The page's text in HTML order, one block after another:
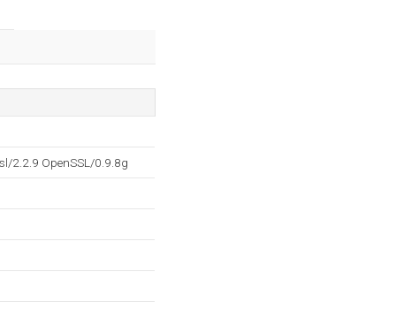
2.2.9 OpenSSL/0.9.8g